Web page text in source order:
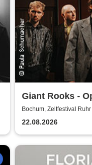
Giant Rooks -
Bochum, Zeltfestival Ruhr
22.08.2026